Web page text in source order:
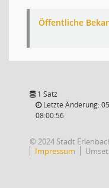
Öffentliche
1 Satz
Letzte Änderung:
08:00:56
© 2024 Stadt
Impressum